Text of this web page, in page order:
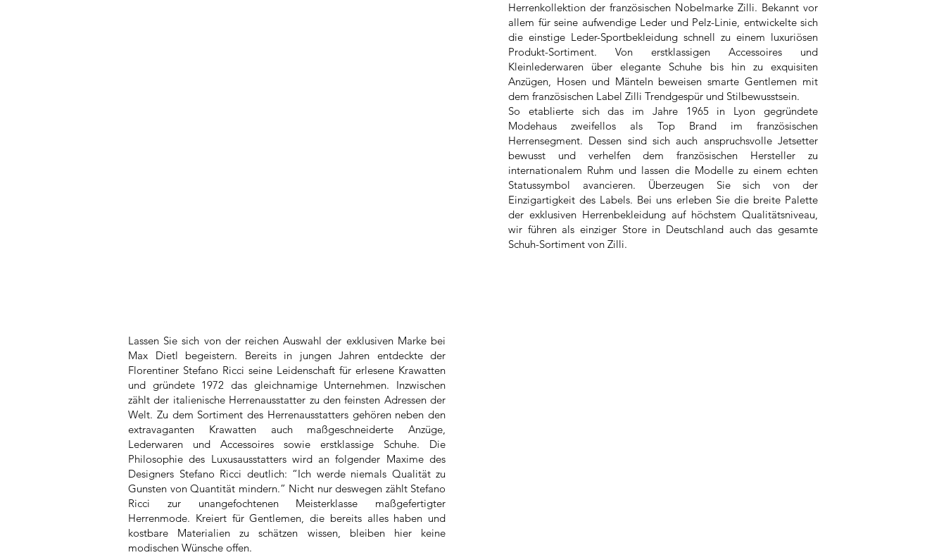
Herrenkollektion der französischen Nobelmarke Zilli. Bekannt vor
allem für seine aufwendige Leder und Pelz-Linie, entwickelte sich
die einstige Leder-Sportbekleidung schnell zu einem luxuriösen
Produkt-Sortiment. Von erstklassigen Accessoires und
Kleinlederwaren über elegante Schuhe bis hin zu exquisiten
Anzügen, Hosen und Mänteln beweisen smarte Gentlemen mit
dem französischen Label Zilli Trendgespür und Stilbewusstsein.
So etablierte sich das im Jahre 1965 in Lyon gegründete
Modehaus zweifellos als Top Brand im französischen
Herrensegment. Dessen sind sich auch anspruchsvolle Jetsetter
bewusst und verhelfen dem französischen Hersteller zu
internationalem Ruhm und lassen die Modelle zu einem echten
Statussymbol avancieren. Überzeugen Sie sich von der
Einzigartigkeit des Labels. Bei uns erleben Sie die breite Palette
der exklusiven Herrenbekleidung auf höchstem Qualitätsniveau,
wir führen als einziger Store in Deutschland auch das gesamte
Schuh-Sortiment von Zilli.
Lassen Sie sich von der reichen Auswahl der exklusiven Marke bei
Max Dietl begeistern. Bereits in jungen Jahren entdeckte der
Florentiner Stefano Ricci seine Leidenschaft für erlesene Krawatten
und gründete 1972 das gleichnamige Unternehmen. Inzwischen
zählt der italienische Herrenausstatter zu den feinsten Adressen der
Welt. Zu dem Sortiment des Herrenausstatters gehören neben den
extravaganten Krawatten auch maßgeschneiderte Anzüge,
Lederwaren und Accessoires sowie erstklassige Schuhe. Die
Philosophie des Luxusausstatters wird an folgender Maxime des
Designers Stefano Ricci deutlich: “Ich werde niemals Qualität zu
Gunsten von Quantität mindern.” Nicht nur deswegen zählt Stefano
Ricci zur unangefochtenen Meisterklasse maßgefertigter
Herrenmode. Kreiert für Gentlemen, die bereits alles haben und
kostbare Materialien zu schätzen wissen, bleiben hier keine
modischen Wünsche offen.